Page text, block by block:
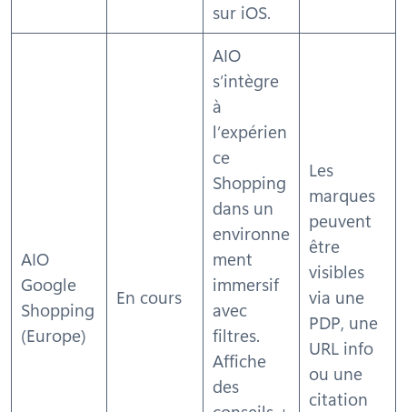
sur iOS.
AIO
Google
Shopping
(Europe)
En cours
AIO
s’intègre
à
l’expérien
ce
Shopping
dans un
environne
ment
immersif
avec
filtres.
Affiche
des
Les
marques
peuvent
être
visibles
via une
PDP, une
URL info
ou une
citation